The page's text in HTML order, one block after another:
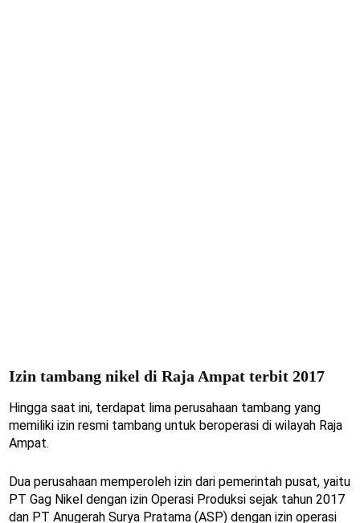
Izin tambang nikel di Raja Ampat terbit 2017
Hingga saat ini, terdapat lima perusahaan tambang yang
memiliki izin resmi tambang untuk beroperasi di wilayah Raja
Ampat.
Dua perusahaan memperoleh izin dari pemerintah pusat, yaitu
PT Gag Nikel dengan izin Operasi Produksi sejak tahun 2017
dan PT Anugerah Surya Pratama (ASP) dengan izin operasi